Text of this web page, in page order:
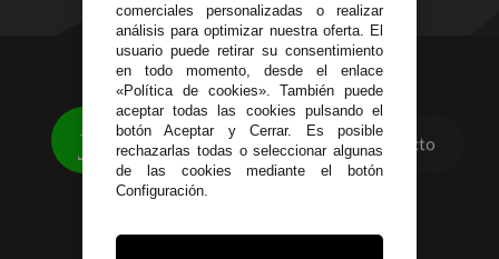
623 23 31 98
Atendemos Whatsapp
955 44 45 43/955 44 45 44
info@steielectronica.com
Avenida Plaza de Toros,
Contacto
comerciales personalizadas o realizar
análisis para optimizar nuestra oferta. El
usuario puede retirar su consentimiento
en todo momento, desde el enlace
«Política de cookies». También puede
aceptar todas las cookies pulsando el
botón Aceptar y Cerrar. Es posible
rechazarlas todas o seleccionar algunas
de las cookies mediante el botón
Configuración.